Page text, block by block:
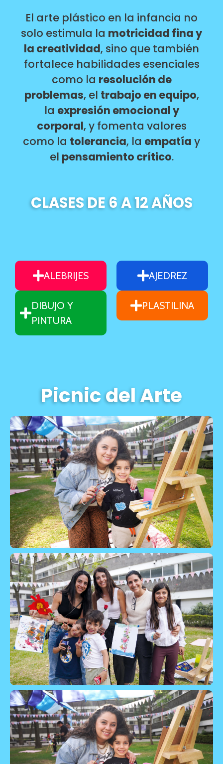
El arte plástico en la infancia no
solo estimula la motricidad fina y
la creatividad, sino que también
fortalece habilidades esenciales
como la resolución de
problemas, el trabajo en equipo,
la expresión emocional y
corporal, y fomenta valores
como la tolerancia, la empatía y
el pensamiento crítico.
CLASES DE 6 A 12 AÑOS
ALEBRIJES
DIBUJO Y
PINTURA
AJEDREZ
PLASTILINA
Picnic del Arte